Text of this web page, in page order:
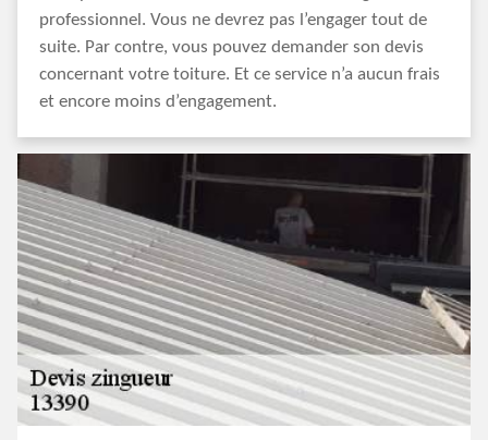
professionnel. Vous ne devrez pas l’engager tout de
suite. Par contre, vous pouvez demander son devis
concernant votre toiture. Et ce service n’a aucun frais
et encore moins d’engagement.